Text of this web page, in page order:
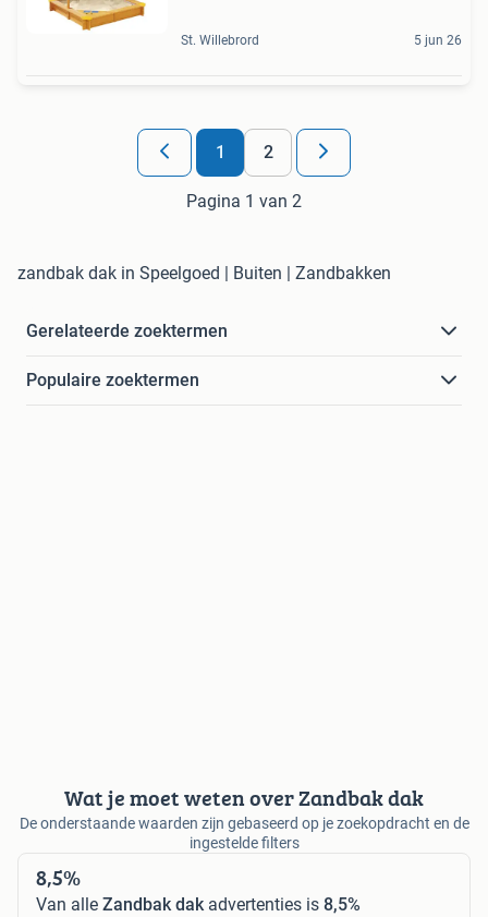
St. Willebrord 5 jun 26
1 2
Pagina 1 van 2
zandbak dak in Speelgoed | Buiten | Zandbakken
Gerelateerde zoektermen
Populaire zoektermen
Wat je moet weten over Zandbak dak
De onderstaande waarden zijn gebaseerd op je zoekopdracht en de
ingestelde filters
8,5%
Van alle Zandbak dakadvertenties is 8,5%